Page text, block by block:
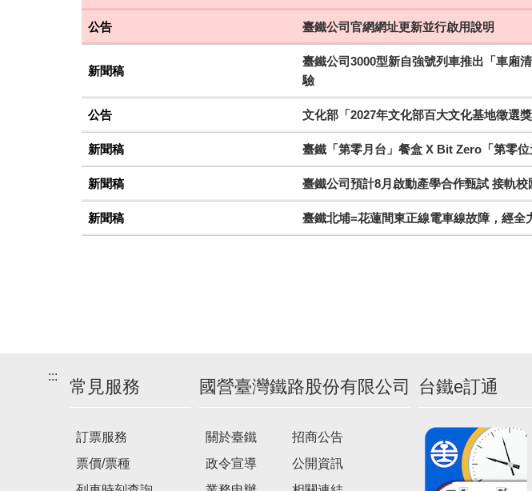
公告 臺鐵公司官網網址更新並行啟用說明
新聞稿
臺鐵公司3000型新自強號列車推出「車廂
驗
公告 文化部「2027年文化部百大文化基地徵選獎
新聞稿 臺鐵「第零月台」餐盒 X Bit Zero「第零
新聞稿 臺鐵公司預計8月啟動產學合作甄試 接軌
新聞稿 臺鐵北埔=花蓮間東正線電車線故障，經全
:::
常見服務
訂票服務
票價/票種
國營臺灣鐵路股份有限公司
關於臺鐵
政令宣導
招商公告
公開資訊
台鐵e訂通